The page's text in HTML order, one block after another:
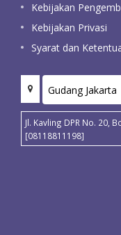
Kebijakan
Kebijakan Privasi
Syarat dan
Jl. Kavling DPR No. 20,
[08118811198]